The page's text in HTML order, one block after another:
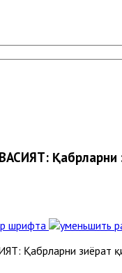
Қабрларни
шрифта